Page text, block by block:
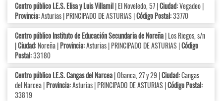
Centro público I.E.S. Elisa y Luis Villamil| El Noveledo, 57 |Ciudad:Vegadeo |
Provincia:Asturias | PRINCIPADO DE ASTURIAS |Código Postal:33770
Centro público Instituto de Educación Secundaria de Noreña| Los Riegos, s/n
|Ciudad:Noreña |Provincia:Asturias | PRINCIPADO DE ASTURIAS |Código
Postal:33180
Centro público I.E.S. Cangas del Narcea| Obanca, 27 y 29 |Ciudad:Cangas
del Narcea |Provincia:Asturias | PRINCIPADO DE ASTURIAS |Código Postal:
33819